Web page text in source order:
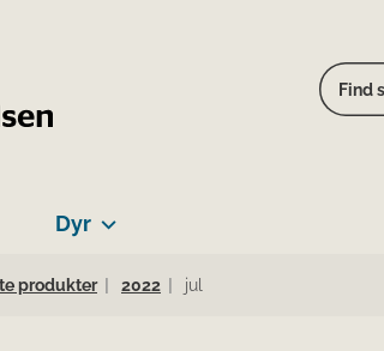
Find
Dyr
produkter 2022 jul